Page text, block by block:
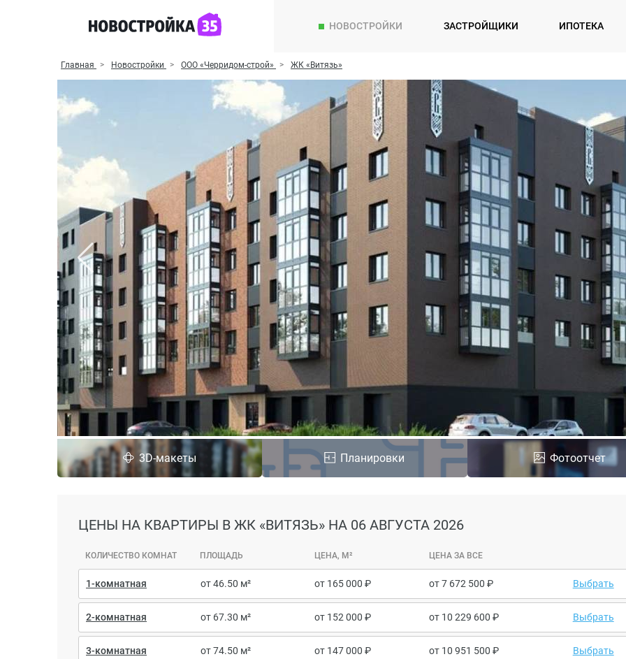
НОВОСТРОЙКИ ЗАСТРОЙЩИКИ ИПОТЕКА
Главная Новостройки ООО «Черридом-строй» ЖК «Витязь»
3D-макеты Планировки Фотоотчет
ЦЕНЫ НА КВАРТИРЫ В ЖК «ВИТЯЗЬ» НА 06 АВГУСТА 2026
КОЛИЧЕСТВО КОМНАТ ПЛОЩАДЬ ЦЕНА, М² ЦЕНА ЗА ВСЕ
1-комнатная от 46.50 м² от 165 000 от7 672 500 Выбрать
2-комнатная от 67.30 м² от 152 000 от 10 229 600 Выбрать
3-комнатная от 74.50 м² от 147 000 от 10 951 500 Выбрать